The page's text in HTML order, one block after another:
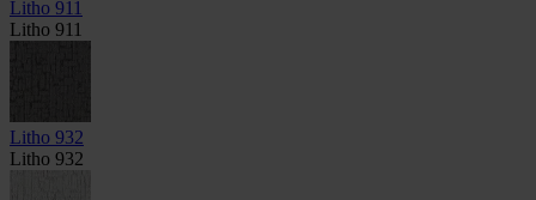
Litho 911
Litho 911
Litho 932
Litho 932